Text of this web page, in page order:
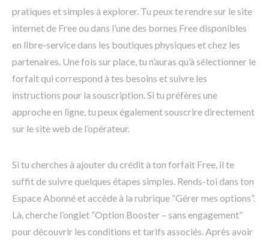
pratiques et simples à explorer. Tu peux te rendre sur le site
internet de Free ou dans l’une des bornes Free disponibles
en libre-service dans les boutiques physiques et chez les
partenaires. Une fois sur place, tu n’auras qu’à sélectionner le
forfait qui correspond à tes besoins et suivre les
instructions pour la souscription. Si tu préfères une
approche en ligne, tu peux également souscrire directement
sur le site web de l’opérateur.
Si tu cherches à ajouter du crédit à ton forfait Free, il te
suffit de suivre quelques étapes simples. Rends-toi dans ton
Espace Abonné et accède à la rubrique “Gérer mes options”.
Là, cherche l’onglet “Option Booster – sans engagement”
pour découvrir les conditions et tarifs associés. Après avoir